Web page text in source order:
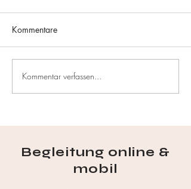
🎤 Kurzinterview mit Jörg
Heider – vor dem Speaker
Kommentare
Kommentar verfassen...
Begleitung online &
mobil